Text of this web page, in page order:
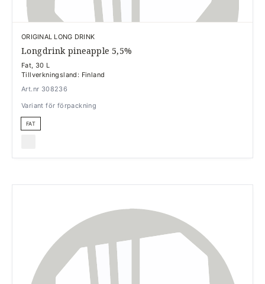
ORIGINAL LONG DRINK
Longdrink pineapple 5,5%
Fat, 30 L
Tillverkningsland: Finland
Art.nr 308236
Variant för förpackning
FAT